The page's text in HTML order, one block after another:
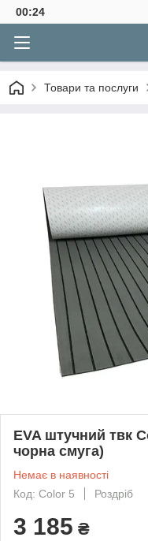
00:24
Товари та послуги
EVA штучний твк
чорна смуга)
Немає в наявності
Код: Color 5
Роздріб
3 185 ₴